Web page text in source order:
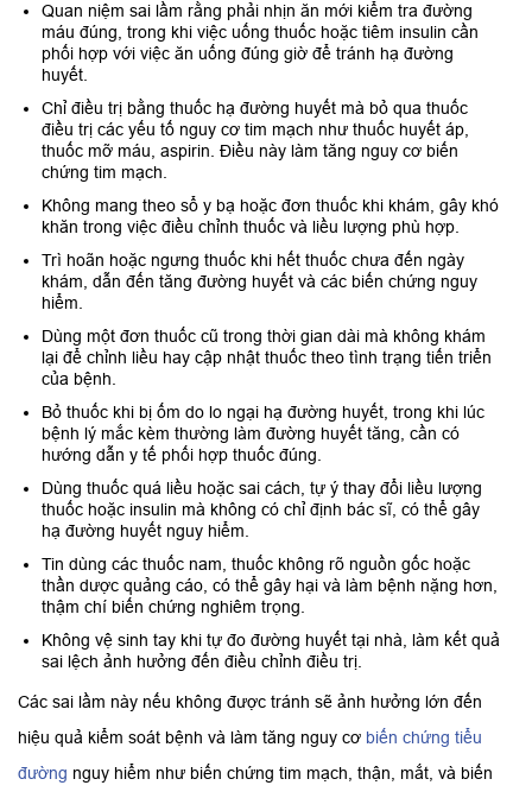
Quan niệm sai lầm rằng phải nhịn ăn mới kiểm tra đường
máu đúng, trong khi việc uống thuốc hoặc tiêm insulin cần
phối hợp với việc ăn uống đúng giờ để tránh hạ đường
huyết.
Chỉ điều trị bằng thuốc hạ đường huyết mà bỏ qua thuốc
điều trị các yếu tố nguy cơ tim mạch như thuốc huyết áp,
thuốc mỡ máu, aspirin. Điều này làm tăng nguy cơ biến
chứng tim mạch.
Không mang theo sổ y bạ hoặc đơn thuốc khi khám, gây khó
khăn trong việc điều chỉnh thuốc và liều lượng phù hợp.
Trì hoãn hoặc ngưng thuốc khi hết thuốc chưa đến ngày
khám, dẫn đến tăng đường huyết và các biến chứng nguy
hiểm.
Dùng một đơn thuốc cũ trong thời gian dài mà không khám
lại để chỉnh liều hay cập nhật thuốc theo tình trạng tiến triển
của bệnh.
Bỏ thuốc khi bị ốm do lo ngại hạ đường huyết, trong khi lúc
bệnh lý mắc kèm thường làm đường huyết tăng, cần có
hướng dẫn y tế phối hợp thuốc đúng.
Dùng thuốc quá liều hoặc sai cách, tự ý thay đổi liều lượng
thuốc hoặc insulin mà không có chỉ định bác sĩ, có thể gây
hạ đường huyết nguy hiểm.
Tin dùng các thuốc nam, thuốc không rõ nguồn gốc hoặc
thần dược quảng cáo, có thể gây hại và làm bệnh nặng hơn,
thậm chí biến chứng nghiêm trọng.
Không vệ sinh tay khi tự đo đường huyết tại nhà, làm kết quả
sai lệch ảnh hưởng đến điều chỉnh điều trị.
Các sai lầm này nếu không được tránh sẽ ảnh hưởng lớn đến
hiệu quả kiểm soát bệnh và làm tăng nguy cơ biến chứng tiểu
đường nguy hiểm như biến chứng tim mạch, thận, mắt, và biến